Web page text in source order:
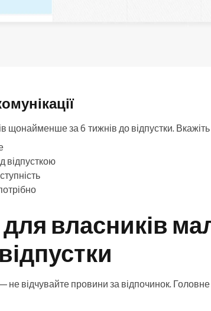
щонайменше за 6 тижнів до відпустки.
відпусткою
власників
не відчувайте провини за відпочинок.